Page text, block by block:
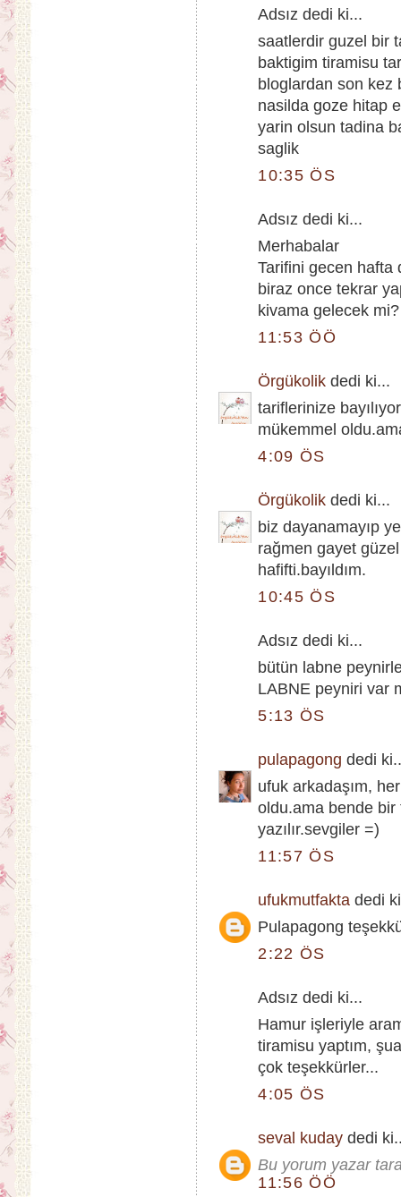
Adsız dedi ki...
saatlerdir guzel bir
baktigim tiramisu
bloglardan son kez
nasilda goze hitap
yarin olsun tadina
saglik
10:35 ÖS
Adsız dedi ki...
Merhabalar
Tarifini gecen hafta
biraz once tekrar
kivama gelecek
11:53 ÖÖ
Örgükolik dedi ki...
tariflerinize
mükemmel
4:09 ÖS
Örgükolik dedi ki...
biz dayanamayıp
rağmen gayet
hafifti.bayıldım.
10:45 ÖS
Adsız dedi ki...
bütün labne
LABNE peyniri var
5:13 ÖS
pulapagong dedi
ufuk arkadaşım,
oldu.ama bende bir
yazılır.sevgiler =)
11:57 ÖS
ufukmutfakta dedi
Pulapagong
2:22 ÖS
Adsız dedi ki...
Hamur işleriyle
tiramisu yaptım,
çok teşekkürler...
4:05 ÖS
seval kuday dedi
Bu yorum yazar
11:56 ÖÖ